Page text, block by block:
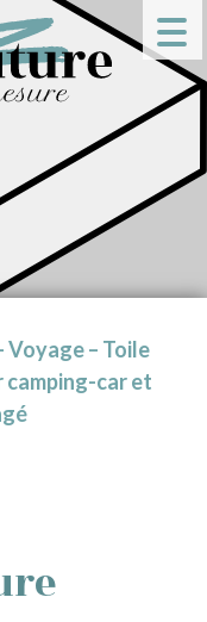
Voyage – Toile
camping-car et